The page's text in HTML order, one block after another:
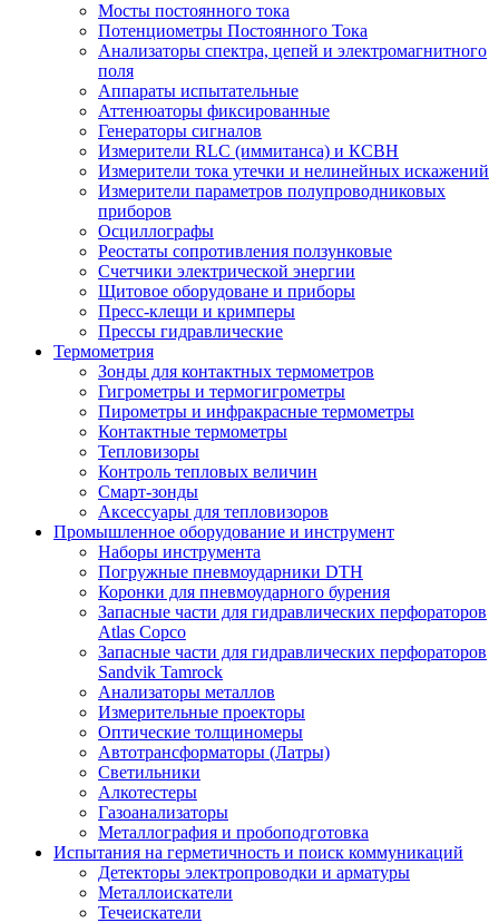
Мосты постоянного тока
Потенциометры Постоянного Тока
Анализаторы спектра, цепей и электромагнитного
поля
Аппараты испытательные
Аттенюаторы фиксированные
Генераторы сигналов
Измерители RLC (иммитанса) и КСВН
Измерители тока утечки и нелинейных искажений
Измерители параметров полупроводниковых
приборов
Осциллографы
Реостаты сопротивления ползунковые
Счетчики электрической энергии
Щитовое оборудоване и приборы
Пресс-клещи и кримперы
Прессы гидравлические
Термометрия
Зонды для контактных термометров
Гигрометры и термогигрометры
Пирометры и инфракрасные термометры
Контактные термометры
Тепловизоры
Контроль тепловых величин
Смарт-зонды
Аксессуары для тепловизоров
Промышленное оборудование и инструмент
Наборы инструмента
Погружные пневмоударники DTH
Коронки для пневмоударного бурения
Запасные части для гидравлических перфораторов
Atlas Copco
Запасные части для гидравлических перфораторов
Sandvik Tamrock
Анализаторы металлов
Измерительные проекторы
Оптические толщиномеры
Автотрансформаторы (Латры)
Светильники
Алкотестеры
Газоанализаторы
Металлография и пробоподготовка
Испытания на герметичность и поиск коммуникаций
Детекторы электропроводки и арматуры
Металлоискатели
Течеискатели